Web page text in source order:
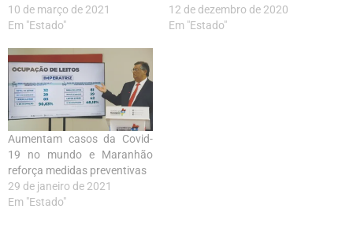
10 de março de 2021
Em "Estado"
12 de dezembro de 2020
Em "Estado"
Aumentam casos da Covid-
19 no mundo e Maranhão
reforça medidas preventivas
29 de janeiro de 2021
Em "Estado"